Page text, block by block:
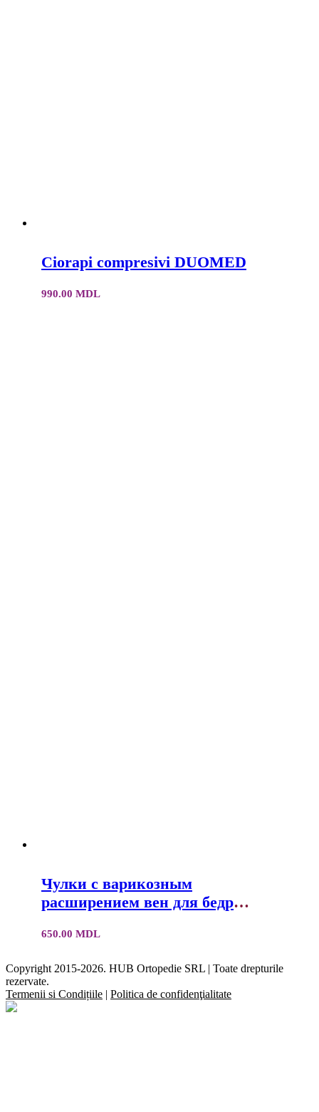
Ciorapi compresivi DUOMED
990.00 MDL
Чулки с варикозным
расширением вен для бедра
650.00 MDL
Copyright 2015-2026. HUB Ortopedie SRL | Toate drepturile
rezervate.
Termenii si Condițiile | Politica de confidenţialitate
Facebook
YouTube
Instagram
E-
Close